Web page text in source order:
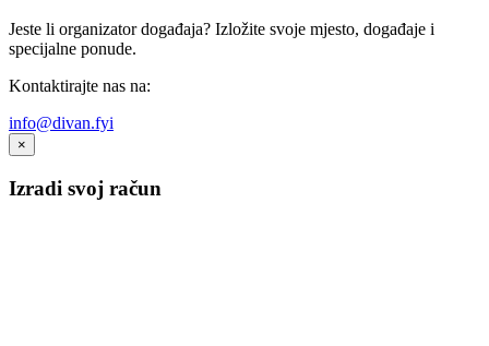
Jeste li organizator događaja? Izložite svoje mjesto, događaje i
specijalne ponude.
Kontaktirajte nas na:
info@divan.fyi
×
Izradi svoj račun